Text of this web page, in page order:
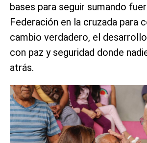
bases para seguir sumando
Federación en la cruzada para
cambio verdadero, el
con paz y seguridad donde
atrás.